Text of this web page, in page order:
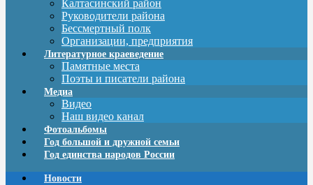
Калтасинский район
Руководители района
Бессмертный полк
Организации, предприятия
Литературное краеведение
Памятные места
Поэты и писатели района
Медиа
Видео
Наш видео канал
Фотоальбомы
Год большой и дружной семьи
Год единства народов России
Новости